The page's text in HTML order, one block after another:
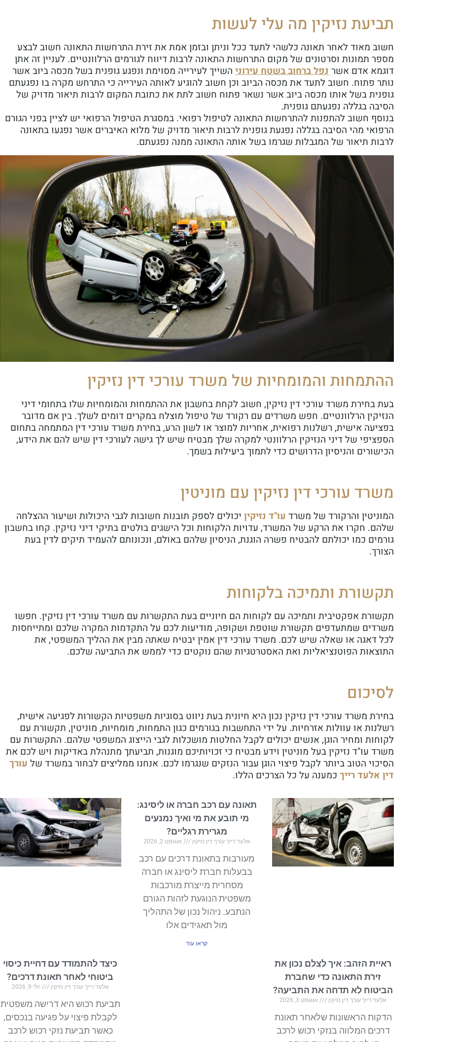
תביעת נזיקין מה עלי לעשות
חשוב מאוד לאחר תאונה כלשהי לתעד ככל וניתן ובזמן אמת את זירת התרחשות התאונה חשוב לבצע
מספר תמונות וסרטונים של מקום התרחשות התאונה לרבות דיווח לגורמים הרלוונטיים. לעניין זה אתן
דוגמא אדם אשרנפל ברחוב בשטח עירוני השייך לעירייה מסוימת ונפגע גופנית בשל מכסה ביוב אשר
נותר פתוח. חשוב לתעד את מכסה הביוב וכן חשוב להוגיע לאותה העירייה כי התרחש מקרה בו נפגעתם
גופנית בשל אותו מכסה ביוב אשר נשאר פתוח חשוב לתת את כתובת המקום לרבות תיאור מדויק של
הסיבה בגללה נפגעתם גופנית.
בנוסף חשוב להתפנות להתרחשות התאונה לטיפול רפואי. במסגרת הטיפול הרפואי יש לציין בפני הגורם
הרפואי מהי הסיבה בגללה נפגעת גופנית לרבות תיאור מדויק של מלוא האיברים אשר נפגעו בתאונה
לרבות תיאור של המגבלות שגרמו בשל אותה התאונה ממנה נפגעתם.
ההתמחות והמומחיות של משרד עורכי דין נזיקין
בעת בחירת משרד עורכי דין נזיקין, חשוב לקחת בחשבון את ההתמחות והמומחיות שלו בתחומי דיני
הנזיקין הרלוונטיים. חפש משרדים עם רקורד של טיפול מוצלח במקרים דומים לשלך. בין אם מדובר
בפציעה אישית, רשלנות רפואית, אחריות למוצר או לשון הרע, בחירת משרד עורכי דין המתמחה בתחום
הספציפי של דיני הנזיקין הרלוונטי למקרה שלך מבטיח שיש לך גישה לעורכי דין שיש להם את הידע,
הכישורים והניסיון הדרושים כדי לתמוך ביעילות בשמך.
משרד עורכי דין נזיקין עם מוניטין
המוניטין והרקורד של משרד עו"ד נזיקין יכולים לספק תובנות חשובות לגבי היכולות ושיעור ההצלחה
שלהם. חקרו את הרקע של המשרד, עדויות הלקוחות וכל הישגים בולטים בתיקי דיני נזיקין. קחו בחשבון
גורמים כמו יכולתם להבטיח פשרה הוגנת, הניסיון שלהם באולם, ונכונותם להעמיד תיקים לדין בעת ​​
הצורך.
תקשורת ותמיכה בלקוחות
תקשורת אפקטיבית ותמיכה עם לקוחות הם חיוניים בעת התקשרות עם משרד עורכי דין נזיקין. חפשו
משרדים שמתעדפים תקשורת שוטפת ושקופה, מודיעות לכם על התקדמות המקרה שלכם ומתייחסות
לכל דאגה או שאלה שיש לכם. משרד עורכי דין אמין יבטיח שאתה מבין את ההליך המשפטי, את
התוצאות הפוטנציאליות ואת האסטרטגיות שהם נוקטים כדי לממש את התביעה שלכם.
לסיכום
בחירת משרד עורכי דין נזיקין נכון היא חיונית בעת ניווט בסוגיות משפטיות הקשורות לפגיעה אישית,
רשלנות או עוולות אזרחיות. על ידי התחשבות בגורמים כגון התמחות, מומחיות, מוניטין, תקשורת עם
לקוחות ומחיר הוגן, אנשים יכולים לקבל החלטות מושכלות לגבי הייצוג המשפטי שלהם. התקשרות עם
משרד עו"ד נזיקין בעל מוניטין וידע מבטיח כי זכויותיכם מוגנות, תביעתך מתנהלת באדיקות ויש לכם את
הסיכוי הטוב ביותר לקבל פיצוי הוגן עבור הנזקים שנגרמו לכם. אנחנו ממליצים לבחור במשרד של עורך
דין אלעד רייך כמענה על כל הצרכים הללו.
ראיית הזהב: איך לצלם נכון את
זירת התאונה כדי שחברת
הביטוח לא תדחה את התביעה?
אלעד רייך עורך דין נזיקין אוגוסט 3, 2026
הדקות הראשונות שלאחר תאונת
דרכים המלווה בנזקי רכוש לרכב
תאונה עם רכב חברה או ליסינג:
מי תובע את מי ואיך נמנעים
מגרירת רגליים?
אלעד רייך עורך דין נזיקין אוגוסט 2, 2026
מעורבות בתאונת דרכים עם רכב
בבעלות חברת ליסינג או חברה
מסחרית מייצרת מורכבות
משפטית הנוגעת לזהות הגורם
הנתבע. ניהול נכון של התהליך
מול תאגידים אלו
קראו עוד
כיצד להתמודד עם דחיית כיסוי
ביטוחי לאחר תאונת דרכים?
אלעד רייך עורך דין נזיקין יולי 9, 2026
תביעת רכוש היא דרישה משפטית
לקבלת פיצוי על פגיעה בנכסים,
כאשר תביעת נזקי רכוש לרכב